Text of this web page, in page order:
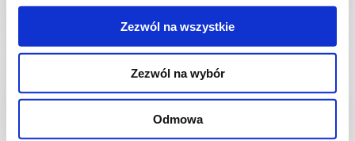
Zezwól na wszystkie
Zezwól na wybór
Odmowa